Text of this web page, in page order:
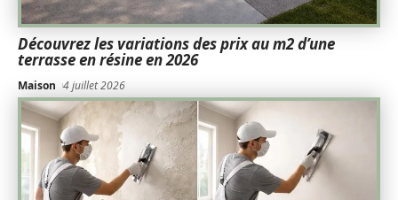
Découvrez les variations des prix au m2 d’une
terrasse en résine en 2026
Maison 4 juillet 2026